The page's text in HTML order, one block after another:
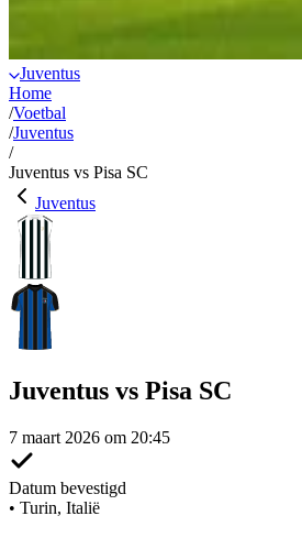
Juventus
Home
/Voetbal
/Juventus
/
Juventus vs Pisa SC
Juventus
Juventus vs Pisa SC
7 maart 2026 om 20:45
Datum bevestigd
• Turin, Italië